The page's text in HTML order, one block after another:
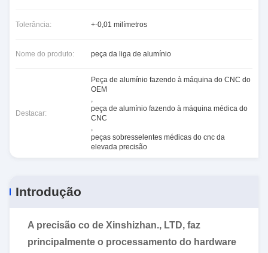
Tolerância: +-0,01 milímetros
Nome do produto: peça da liga de alumínio
Destacar:
Peça de alumínio fazendo à máquina do CNC do
OEM
,
peça de alumínio fazendo à máquina médica do
CNC
,
peças sobresselentes médicas do cnc da
elevada precisão
Introdução
A precisão co de Xinshizhan., LTD, faz
principalmente o processamento do hardware